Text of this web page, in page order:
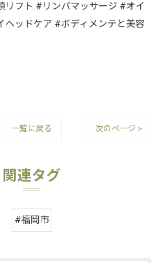
リフト #リンパマッサージ #オイ
ヘッドケア #ボディメンテと美容
一覧に戻る 次のページ >
関連タグ
#福岡市